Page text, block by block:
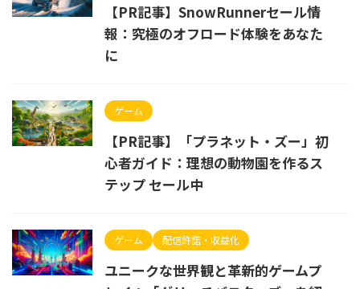
【PR記事】SnowRunnerセール情
報：究極のオフロード体験をあなた
に
ゲーム
【PR記事】「プラネット・ズー」初
心者ガイド：理想の動物園を作るス
テップ セール中
ゲーム 配信許諾・収益化
ユニークな世界観と革新的ゲームプ